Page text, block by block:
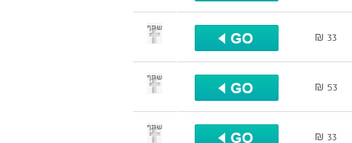
33 ₪
שתף
53 ₪
שתף
33 ₪
שתף